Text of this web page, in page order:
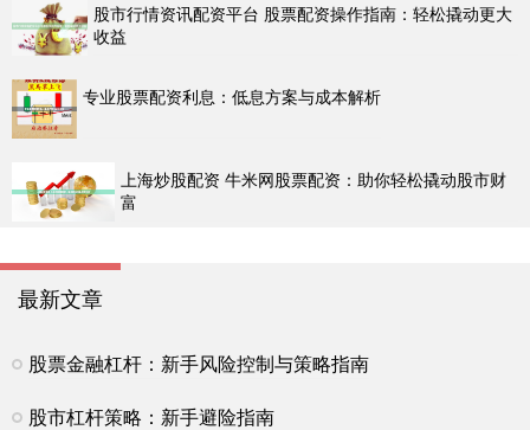
股市行情资讯配资平台 股票配资操作指南：轻松撬动更大
收益
专业股票配资利息：低息方案与成本解析
上海炒股配资 牛米网股票配资：助你轻松撬动股市财
富
最新文章
股票金融杠杆：新手风险控制与策略指南
股市杠杆策略：新手避险指南